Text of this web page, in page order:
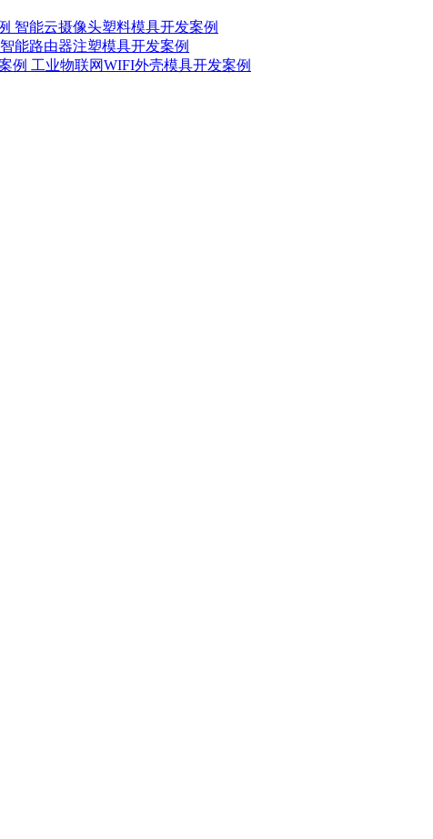
智能云摄像头塑料模具开发案例
智能路由器注塑模具开发案例
工业物联网WIFI外壳模具开发案例